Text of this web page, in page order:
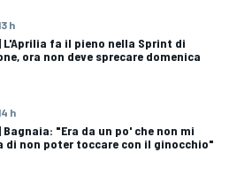
h
L'Aprilia fa il pieno nella Sprint di
ora non deve sprecare domenica
h
Bagnaia: "Era da un po' che non mi
di non poter toccare con il ginocchio"